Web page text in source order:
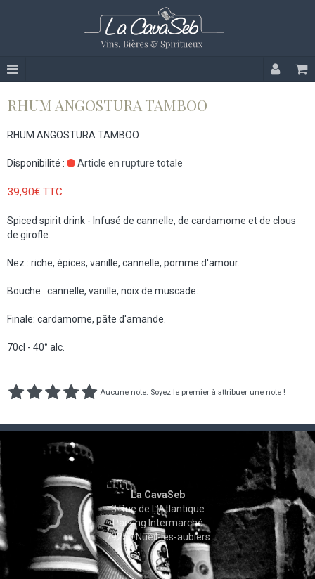
RHUM ANGOSTURA TAMBOO
RHUM ANGOSTURA TAMBOO
Disponibilité : Article en rupture totale
39,90€ TTC
Spiced spirit drink - Infusé de cannelle, de cardamome et de clous
de girofle.
Nez : riche, épices, vanille, cannelle, pomme d'amour.
Bouche : cannelle, vanille, noix de muscade.
Finale: cardamome, pâte d'amande.
70cl - 40° alc.
Aucune note. Soyez le premier à attribuer une note !
La CavaSeb
3 Rue de L'Atlantique
Parking Intermarché
79250 Nueil-les-aubiers